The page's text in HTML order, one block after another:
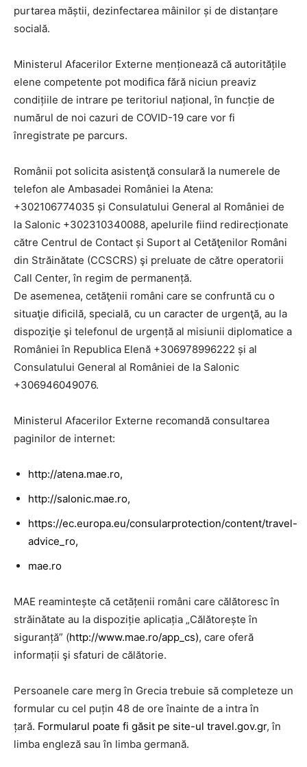
purtarea măștii, dezinfectarea mâinilor și de distanțare
socială.
Ministerul Afacerilor Externe menționează că autoritățile
elene competente pot modifica fără niciun preaviz
condițiile de intrare pe teritoriul național, în funcție de
numărul de noi cazuri de COVID-19 care vor fi
înregistrate pe parcurs.
Românii pot solicita asistenţă consulară la numerele de
telefon ale Ambasadei României la Atena:
+302106774035 și Consulatului General al României de
la Salonic +302310340088, apelurile fiind redirecționate
către Centrul de Contact și Suport al Cetăţenilor Români
din Străinătate (CCSCRS) şi preluate de către operatorii
Call Center, în regim de permanență.
De asemenea, cetăţenii români care se confruntă cu o
situaţie dificilă, specială, cu un caracter de urgenţă, au la
dispoziţie şi telefonul de urgență al misiunii diplomatice a
României în Republica Elenă +306978996222 și al
Consulatului General al României de la Salonic
+306946049076.
Ministerul Afacerilor Externe recomandă consultarea
paginilor de internet:
http://atena.mae.ro,
http://salonic.mae.ro,
https://ec.europa.eu/consularprotection/content/travel-
advice_ro,
mae.ro
MAE reamintește că cetățenii români care călătoresc în
străinătate au la dispoziție aplicația „Călătorește în
siguranță” (http://www.mae.ro/app_cs), care oferă
informații şi sfaturi de călătorie.
Persoanele care merg în Grecia trebuie să completeze un
formular cu cel puțin 48 de ore înainte de a intra în
țară. Formularul poate fi găsit pe site-ul travel.gov.gr, în
limba engleză sau în limba germană.